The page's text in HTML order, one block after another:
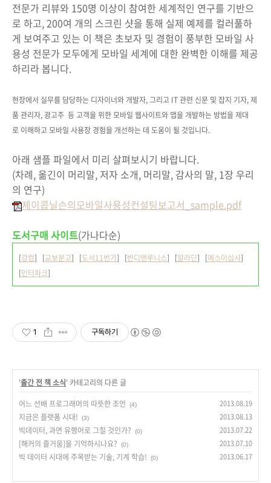
전문가 리뷰와 150명 이상이 참여한 세계적인 연구를 기반으
로 하고, 200여 개의 스크린 샷을 통해 실제 예제를 컬러풀하
게 보여주고 있는 이 책은 초보자 및 경험이 풍부한 모바일 사
용성 전문가 모두에게 모바일 세계에 대한 완벽한 이해를 제공
하리라 봅니다.
현장에서 실무를 담당하는 디자이너와 개발자, 그리고 IT 관련 신문 및 잡지 기자, 제
품 관리자, 광고주 등 고객을 위한 모바일 웹사이트와 앱을 개발하는 방법을 제대
로 이해하고 모바일 사용장 경험을 개선하는 데 도움이 될 것입니다.
아래 샘플 파일에서 미리 살펴보시기 바랍니다.
(차례, 옮긴이 머리말, 저자 소개, 머리말, 감사의 말, 1장 우리
의 연구)
제이콥닐슨의모바일사용성컨설팅보고서_sample.pdf
도서구매 사이트(가나다순)
[강컴] [교보문고] [도서11번가] [반디앤루니스] [알라딘] [예스이십사]
[인터파크]
1 구독하기
'출간 전 책 소식' 카테고리의 다른 글
어느 선배 프로그래머의 따뜻한 조언
(4) 2013.08.19
지금은 플랫폼 시대! (3) 2013.08.13
빅데이터, 과연 유행어로 그칠 것인가? (0) 2013.07.22
[해커의 즐거움]을 기억하시나요? (0) 2013.07.10
빅 데이터 시대에 주목받는 기술, 기계 학습! (0) 2013.06.17